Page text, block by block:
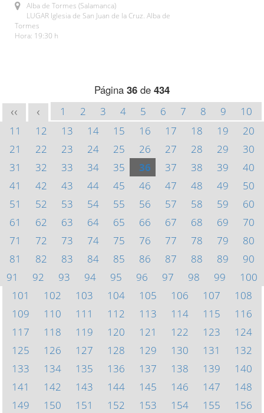
Alba de Tormes (Salamanca)
LUGAR Iglesia de San Juan de la Cruz. Alba de
Tormes
Hora: 19:30 h
Página 36 de 434
<< < 1 2 3 4 5 6 7 8 9
10
11
12 13 14 15 16 17 18 19
20
21
22 23 24 25 26 27 28 29
30
31
32 33 34 35 36 37 38 39
40
41
42 43 44 45 46 47 48 49
50
51
52 53 54 55 56 57 58 59
60
61
62 63 64 65 66 67 68 69
70
71
72 73 74 75 76 77 78 79
80
81
82 83 84 85 86 87 88 89
90
91
92 93 94 95 96 97 98 99
100
101
102 103 104 105 106 107
108
109
110 111 112 113 114 115
116
117
118 119 120 121 122 123
124
125
126 127 128 129 130 131
132
133
134 135 136 137 138 139
140
141
142 143 144 145 146 147
148
149
150 151 152 153 154 155
156